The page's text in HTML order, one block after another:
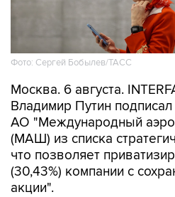
Фото: Сергей Бобылев/ТАСС
Москва. 6 августа.
Владимир Путин
АО "Международный
(МАШ) из списка
что позволяет
(30,43%) компании с
акции".